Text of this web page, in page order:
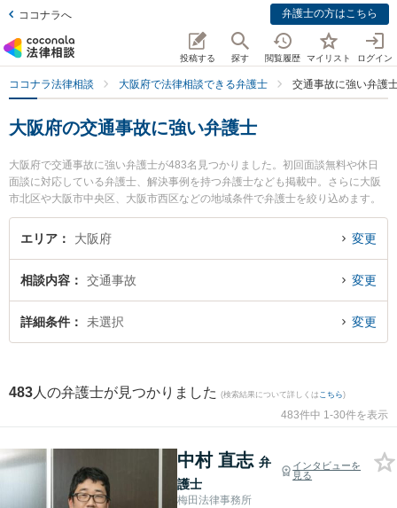
ココナラへ 弁護士の方はこちら
投稿する 探す 閲覧履歴 マイリスト ログイン
ココナラ法律相談 大阪府で法律相談できる弁護士 交通事故に強い弁護
大阪府の交通事故に強い弁護士
大阪府で交通事故に強い弁護士が483名見つかりました。初回面談無料や休日
面談に対応している弁護士、解決事例を持つ弁護士なども掲載中。さらに大阪
市北区や大阪市中央区、大阪市西区などの地域条件で弁護士を絞り込めます。
自動車事故やバイク事故、自転車事故等の細かな分野での絞り込み検索もでき
便利です。特に梅田法律事務所の中村 直志弁護士や片岸法律事務所の片岸 寿文
のトラブルを今すぐに弁護士に相談したい』『交通事故のトラブル解決の実績
豊富な近くの弁護士を検索したい』『初回相談無料で交通事故を法律相談でき
る大阪府内の弁護士に相談予約したい』などでお困りの相談者さんにおすすめ
エリア 大阪府 変更
相談内容 交通事故 変更
詳細条件 未選択 変更
483 人の弁護士が見つかりました (検索結果について詳しくは こちら)
483件中 1-30件を表示
中村 直志 弁
護士
インタビューを
見る
梅田法律事務所